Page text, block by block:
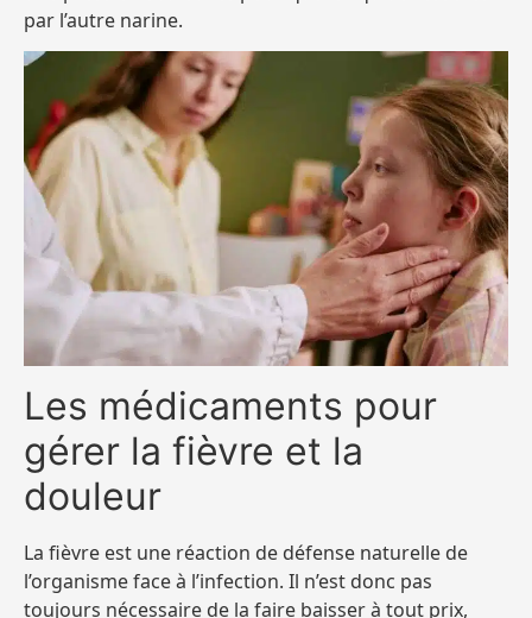
par l’autre narine.
Les médicaments pour
gérer la fièvre et la
douleur
La fièvre est une réaction de défense naturelle de
l’organisme face à l’infection. Il n’est donc pas
toujours nécessaire de la faire baisser à tout prix,